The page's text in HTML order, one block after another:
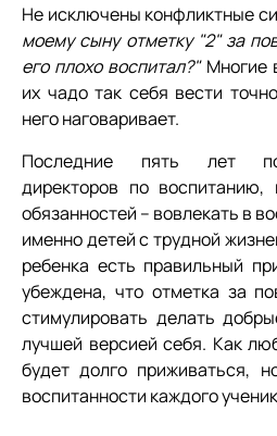
Не исключены конфликтные
моему сыну отметку "2" за
его плохо воспитал?"Многие
их чадо так себя вести
него наговаривает.
Последние пять лет
директоров по
обязанностей – вовлекать в
именно детей с трудной
ребенка есть правильный
убеждена, что отметка за
стимулировать делать
лучшей версией себя. Как
будет долго приживаться,
воспитанности каждого